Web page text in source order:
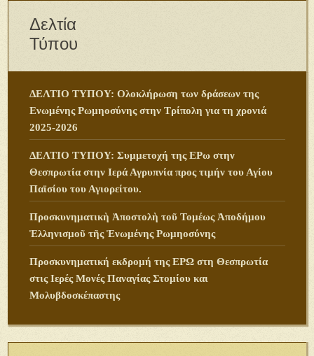
Δελτία
Τύπου
ΔΕΛΤΙΟ ΤΥΠΟΥ: Ολοκλήρωση των δράσεων της
Ενωμένης Ρωμηοσύνης στην Τρίπολη για τη χρονιά
2025-2026
ΔΕΛΤΙΟ ΤΥΠΟΥ: Συμμετοχή της ΕΡω στην
Θεσπρωτία στην Ιερά Αγρυπνία προς τιμήν του Αγίου
Παϊσίου του Αγιορείτου.
Προσκυνηματικὴ Ἀποστολὴ τοῦ Τομέως Ἀποδήμου
Ἑλληνισμοῦ τῆς Ἑνωμένης Ρωμηοσύνης
Προσκυνηματική εκδρομή της ΕΡΩ στη Θεσπρωτία
στις Ιερές Μονές Παναγίας Στομίου και
Μολυβδοσκέπαστης